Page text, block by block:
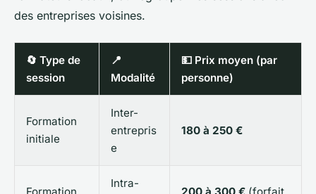
des entreprises voisines.
🔄 Type de
session
📍
Modalité
💵 Prix moyen (par
personne)
Formation
initiale
Inter-
entrepris
e
180 à 250 €
Intra-